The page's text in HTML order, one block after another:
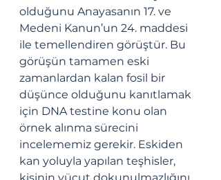
olduğunu Anayasanın 17. ve
Medeni Kanun’un 24. maddesi
ile temellendiren görüştür. Bu
görüşün tamamen eski
zamanlardan kalan fosil bir
düşünce olduğunu kanıtlamak
için DNA testine konu olan
örnek alınma sürecini
incelememiz gerekir. Eskiden
kan yoluyla yapılan teşhisler,